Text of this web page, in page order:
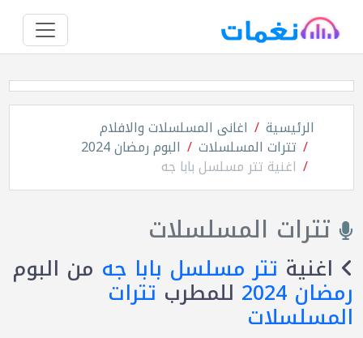
الرئيسية اغانى المسلسلات والافلام
تترات المسلسلات البوم رمضان 2024
اغنية تتر مسلسل بابا جه
تترات المسلسلات
اغنية تتر مسلسل بابا جه من البوم
رمضان 2024 للمطرب تترات
المسلسلات